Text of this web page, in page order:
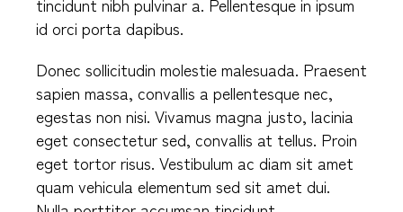
id orci porta dapibus.
Donec sollicitudin molestie malesuada. Praesent
sapien massa, convallis a pellentesque nec,
egestas non nisi. Vivamus magna justo, lacinia
eget consectetur sed, convallis at tellus. Proin
eget tortor risus. Vestibulum ac diam sit amet
quam vehicula elementum sed sit amet dui.